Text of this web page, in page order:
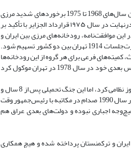
با به قدرت رسیدن حزب بعث در سال 1968 در عراق، اختلافات بین این کشور و ایران تشدید شد و مذاکرات به طور کلی قطع شد. بین سال‌های 1968 تا 1975 برخوردهای شدید مرزی
بین ایران و عراق رخ داد و هدف اصلی حزب بعث، ویران‌کردن سدهایی بود که روی آب‌های مشترک از جانب ایران ساخته شده بود. درنهایت در سال ۱۹۷۵ قرارداد الجزایر با تأکید بر
رسید. در این موافقت‌نامه، رودخانه‌های مرزی بین ایران و
عراق به دو گروه رودخانه‌های محاذی (در امتداد مرز) و متوالی (قطع کننده مرز) تقسیم شدند و قرار شد آب این رودخانه‌ها طبق صورت‌جلسات 1914 تهران بین دو کشور تسهیم شود.
گروه آ، ب و ث، کمیته‌های فرعی برای هر گروه از این رودخانه‌ها
تشکیل شد. کمیسیون 1977 درباره تسهیم آب رودخانه‌های گروه آ تصمیماتی گرفت و تصمیم‌گیری درباره دیگر رودخانه‌ها را به اجلاس بعدی خود در سال 1978 در تهران موکول کرد
در سال 1980 رژیم بعث عراق با این ادعا که قرارداد 1975 تحت اجبار به امضا رسیده است و با لغو یک‌جانبه این قرارداد، به ایران تجاوز نظامی کرد، اما این جنگ تحمیلی پس از 8 سال و
بدون هیچ دستاوردی برای صدام به پایان رسید و حاصلی جز آسیب‌های شدید به هر دو کشور و تلفات زیاد در پی نداشت. درنهایت در سال 1990 صدام در مکاتبه با رئیس‌جمهور وقت
کشورش به قرارداد 1975 را اعلام کرد و این مکاتبات رسمی سندی است دال بر این واقعیت که قرارداد 1975 به‌هیچ‌وجه اجباری نبوده و دولت‌های بعدی عراق هم
و ترکمنستان پرداخته شده و هیچ همکاری